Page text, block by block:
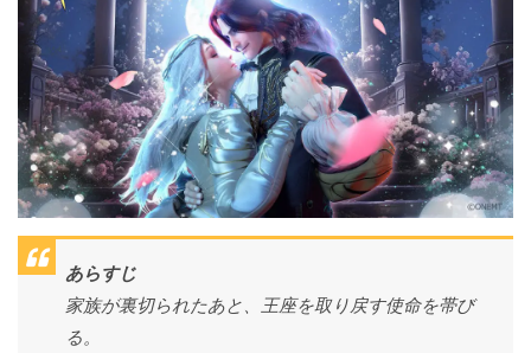
あらすじ
家族が裏切られたあと、王座を取り戻す使命を帯び
る。